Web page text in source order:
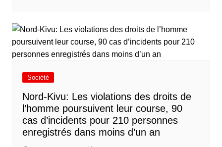
Société
Nord-Kivu: Les violations des droits de
l’homme poursuivent leur course, 90
cas d’incidents pour 210 personnes
enregistrés dans moins d’un an